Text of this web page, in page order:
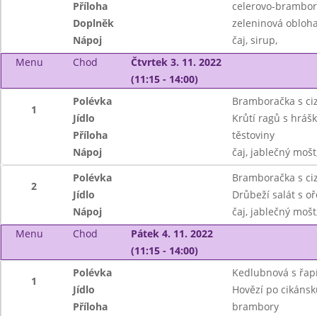
Příloha
celerovo-
Doplněk
zeleninová
Nápoj
čaj, sirup,
Menu
Chod
Čtvrtek 3. 11. 2022
(11:15 - 14:00)
1
Polévka
Bramboračka s
Jídlo
Krůtí ragů s
Příloha
těstoviny
Nápoj
čaj, jablečný
2
Polévka
Bramboračka s
Jídlo
Drůbeží salát s
Nápoj
čaj, jablečný
Menu
Chod
Pátek 4. 11. 2022
(11:15 - 14:00)
1
Polévka
Kedlubnová s
Jídlo
Hovězí po
Příloha
brambory